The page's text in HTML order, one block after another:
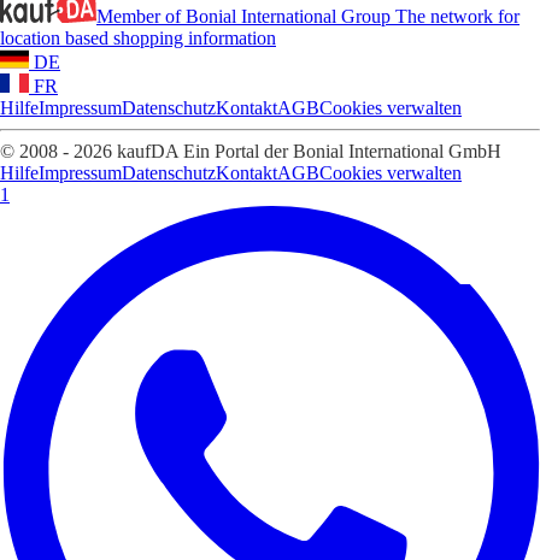
Member of Bonial International Group The network for
location based shopping information
DE
FR
HilfeImpressumDatenschutzKontaktAGBCookies verwalten
© 2008 - 2026 kaufDA Ein Portal der Bonial International GmbH
HilfeImpressumDatenschutzKontaktAGBCookies verwalten
1